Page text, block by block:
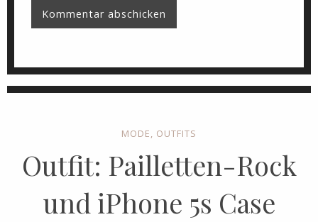
MODE, OUTFITS
Outfit: Pailletten-Rock
und iPhone 5s Case